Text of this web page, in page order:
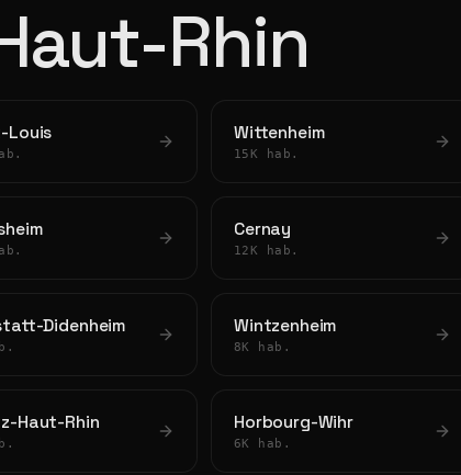
Rhin
Louis Wittenheim
15K hab.
Cernay
12K hab.
Didenheim Wintzenheim
8K hab.
Haut-Rhin Horbourg-Wihr
6K hab.